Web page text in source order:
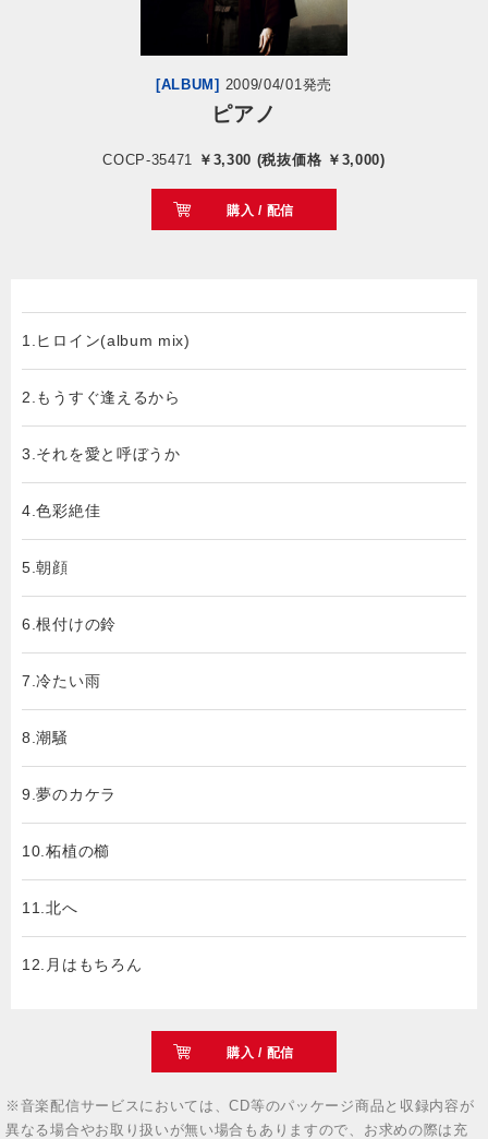
閉じる
[ALBUM] 2009/04/01発売
ピアノ
COCP-35471 ￥3,300 (税抜価格 ￥3,000)
購入 / 配信
1.ヒロイン(album mix)
2.もうすぐ逢えるから
3.それを愛と呼ぼうか
4.色彩絶佳
5.朝顔
6.根付けの鈴
7.冷たい雨
8.潮騒
9.夢のカケラ
10.柘植の櫛
11.北へ
12.月はもちろん
購入 / 配信
※音楽配信サービスにおいては、CD等のパッケージ商品と収録内容が
異なる場合やお取り扱いが無い場合もありますので、お求めの際は充